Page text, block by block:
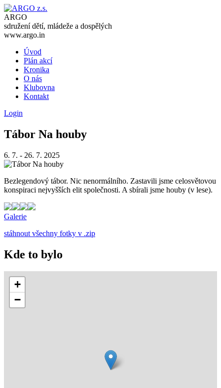
ARGO
sdružení dětí, mládeže a dospělých
www.argo.in
Úvod
Plán akcí
Kronika
O nás
Klubovna
Kontakt
Login
Tábor Na houby
6. 7. - 26. 7. 2025
Bezlegendový tábor. Nic nenormálního. Zastavili jsme celosvětovou
konspiraci nejvyšších elit společnosti. A sbírali jsme houby (v lese).
Galerie
stáhnout všechny fotky v .zip
Kde to bylo
+
−